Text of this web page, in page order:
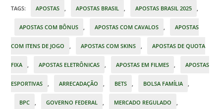
TAGS: APOSTAS , APOSTAS BRASIL , APOSTAS BRASIL 2025 ,
APOSTAS COM BÔNUS , APOSTAS COM CAVALOS , APOSTAS
COM ITENS DE JOGO , APOSTAS COM SKINS , APOSTAS DE QUOTA
FIXA , APOSTAS ELETRÔNICAS , APOSTAS EM FILMES , APOSTAS
ESPORTIVAS , ARRECADAÇÃO , BETS , BOLSA FAMÍLIA ,
BPC , GOVERNO FEDERAL , MERCADO REGULADO ,